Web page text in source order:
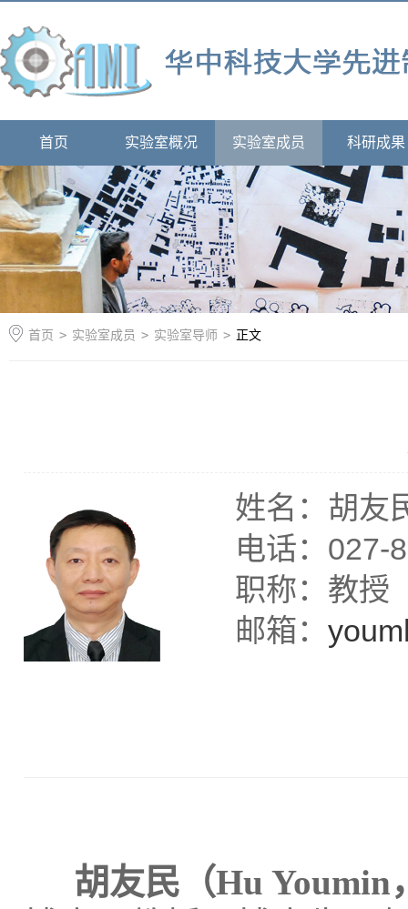
首页 实验室概况 实验室成员 科研成果
首页 > 实验室成员 > 实验室导师 > 正文
姓名：胡友
电话：027-
职称：教授
邮箱：
胡友民 （Hu Youmin